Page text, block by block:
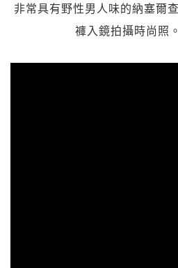
非常具有野性男人味的納塞爾
褲入鏡拍攝時尚照。